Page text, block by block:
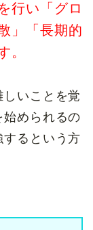
行い「グロ
」「長期的
。
いことを覚
始められるの
るという方